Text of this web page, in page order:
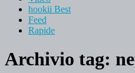
hookii Best
Feed
Rapide
Archivio tag: